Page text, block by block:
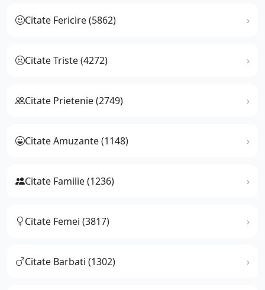
Citate Fericire (5862)
Citate Triste (4272)
Citate Prietenie (2749)
Citate Amuzante (1148)
Citate Familie (1236)
Citate Femei (3817)
Citate Barbati (1302)